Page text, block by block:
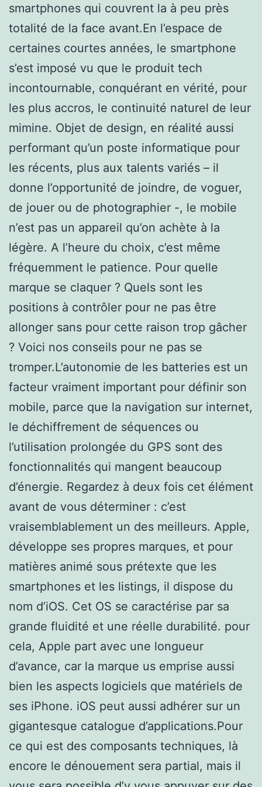
smartphones qui couvrent la à peu près
totalité de la face avant.En l’espace de
certaines courtes années, le smartphone
s’est imposé vu que le produit tech
incontournable, conquérant en vérité, pour
les plus accros, le continuité naturel de leur
mimine. Objet de design, en réalité aussi
performant qu’un poste informatique pour
les récents, plus aux talents variés – il
donne l’opportunité de joindre, de voguer,
de jouer ou de photographier -, le mobile
n’est pas un appareil qu’on achète à la
légère. A l’heure du choix, c’est même
fréquemment le patience. Pour quelle
marque se claquer ? Quels sont les
positions à contrôler pour ne pas être
allonger sans pour cette raison trop gâcher
? Voici nos conseils pour ne pas se
tromper.L’autonomie de les batteries est un
facteur vraiment important pour définir son
mobile, parce que la navigation sur internet,
le déchiffrement de séquences ou
l’utilisation prolongée du GPS sont des
fonctionnalités qui mangent beaucoup
d’énergie. Regardez à deux fois cet élément
avant de vous déterminer : c’est
vraisemblablement un des meilleurs. Apple,
développe ses propres marques, et pour
matières animé sous prétexte que les
smartphones et les listings, il dispose du
nom d’iOS. Cet OS se caractérise par sa
grande fluidité et une réelle durabilité. pour
cela, Apple part avec une longueur
d’avance, car la marque us emprise aussi
bien les aspects logiciels que matériels de
ses iPhone. iOS peut aussi adhérer sur un
gigantesque catalogue d’applications.Pour
ce qui est des composants techniques, là
encore le dénouement sera partial, mais il